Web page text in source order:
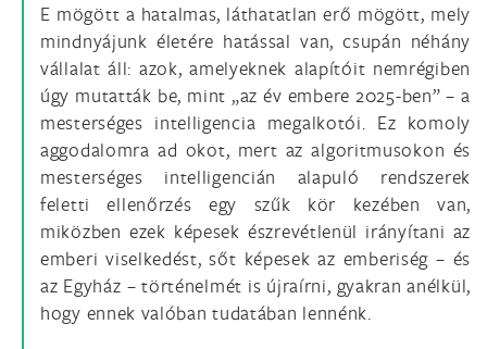
E mögött a hatalmas, láthatatlan erő mögött, mely
mindnyájunk életére hatással van, csupán néhány
vállalat áll: azok, amelyeknek alapítóit nemrégiben
úgy mutatták be, mint „az év embere 2025-ben” – a
mesterséges intelligencia megalkotói. Ez komoly
aggodalomra ad okot, mert az algoritmusokon és
mesterséges intelligencián alapuló rendszerek
feletti ellenőrzés egy szűk kör kezében van,
miközben ezek képesek észrevétlenül irányítani az
emberi viselkedést, sőt képesek az emberiség – és
az Egyház – történelmét is újraírni, gyakran anélkül,
hogy ennek valóban tudatában lennénk.